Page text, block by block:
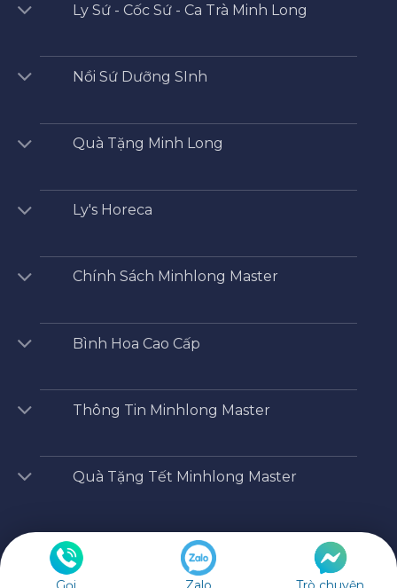
Ly Sứ - Cốc Sứ - Ca Trà Minh Long
Nồi Sứ Dưỡng SInh
Quà Tặng Minh Long
Ly's Horeca
Chính Sách Minhlong Master
Bình Hoa Cao Cấp
Thông Tin Minhlong Master
Quà Tặng Tết Minhlong Master
Minhlong Master /sinh nhật mẹ nên tặng quà gì
Copyright 2026 ©
Cửa hàng Minh Long